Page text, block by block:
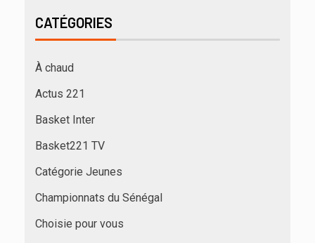
CATÉGORIES
À chaud
Actus 221
Basket Inter
Basket221 TV
Catégorie Jeunes
Championnats du Sénégal
Choisie pour vous